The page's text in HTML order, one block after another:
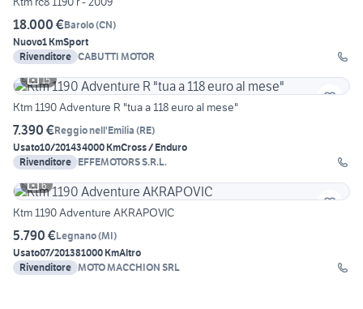
18.000 €Barolo(CN)
Nuovo1 KmSport
Rivenditore CABUTTI MOTOR
15
Ktm 1190 Adventure R "tua a 118 euro al mese"
7.390 €Reggio nell'Emilia (RE)
Usato10/201434000 KmCross / Enduro
Rivenditore EFFEMOTORS S.R.L.
6
Ktm 1190 Adventure AKRAPOVIC
5.790 €Legnano(MI)
Usato07/201381000 KmAltro
Rivenditore MOTO MACCHION SRL